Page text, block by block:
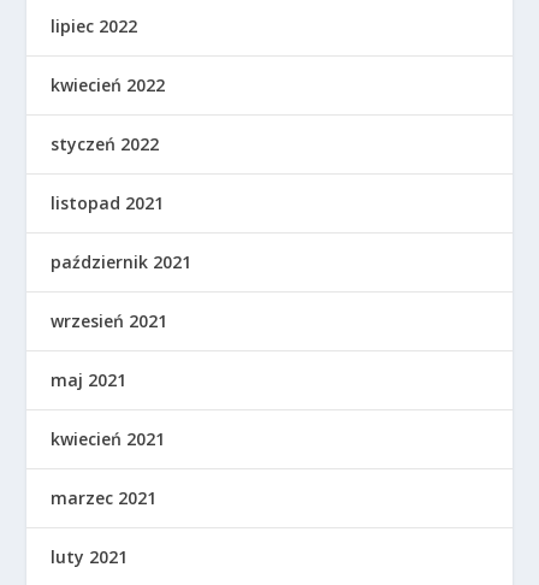
lipiec 2022
kwiecień 2022
styczeń 2022
listopad 2021
październik 2021
wrzesień 2021
maj 2021
kwiecień 2021
marzec 2021
luty 2021